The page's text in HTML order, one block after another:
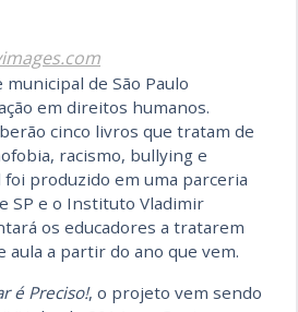
de São Paulo
em direitos humanos.
cinco livros que tratam de
racismo, bullying e
produzido em uma parceria
SP e o Instituto Vladimir
os educadores a tratarem
aula a partir do ano que vem.
é Preciso!, o projeto vem sendo